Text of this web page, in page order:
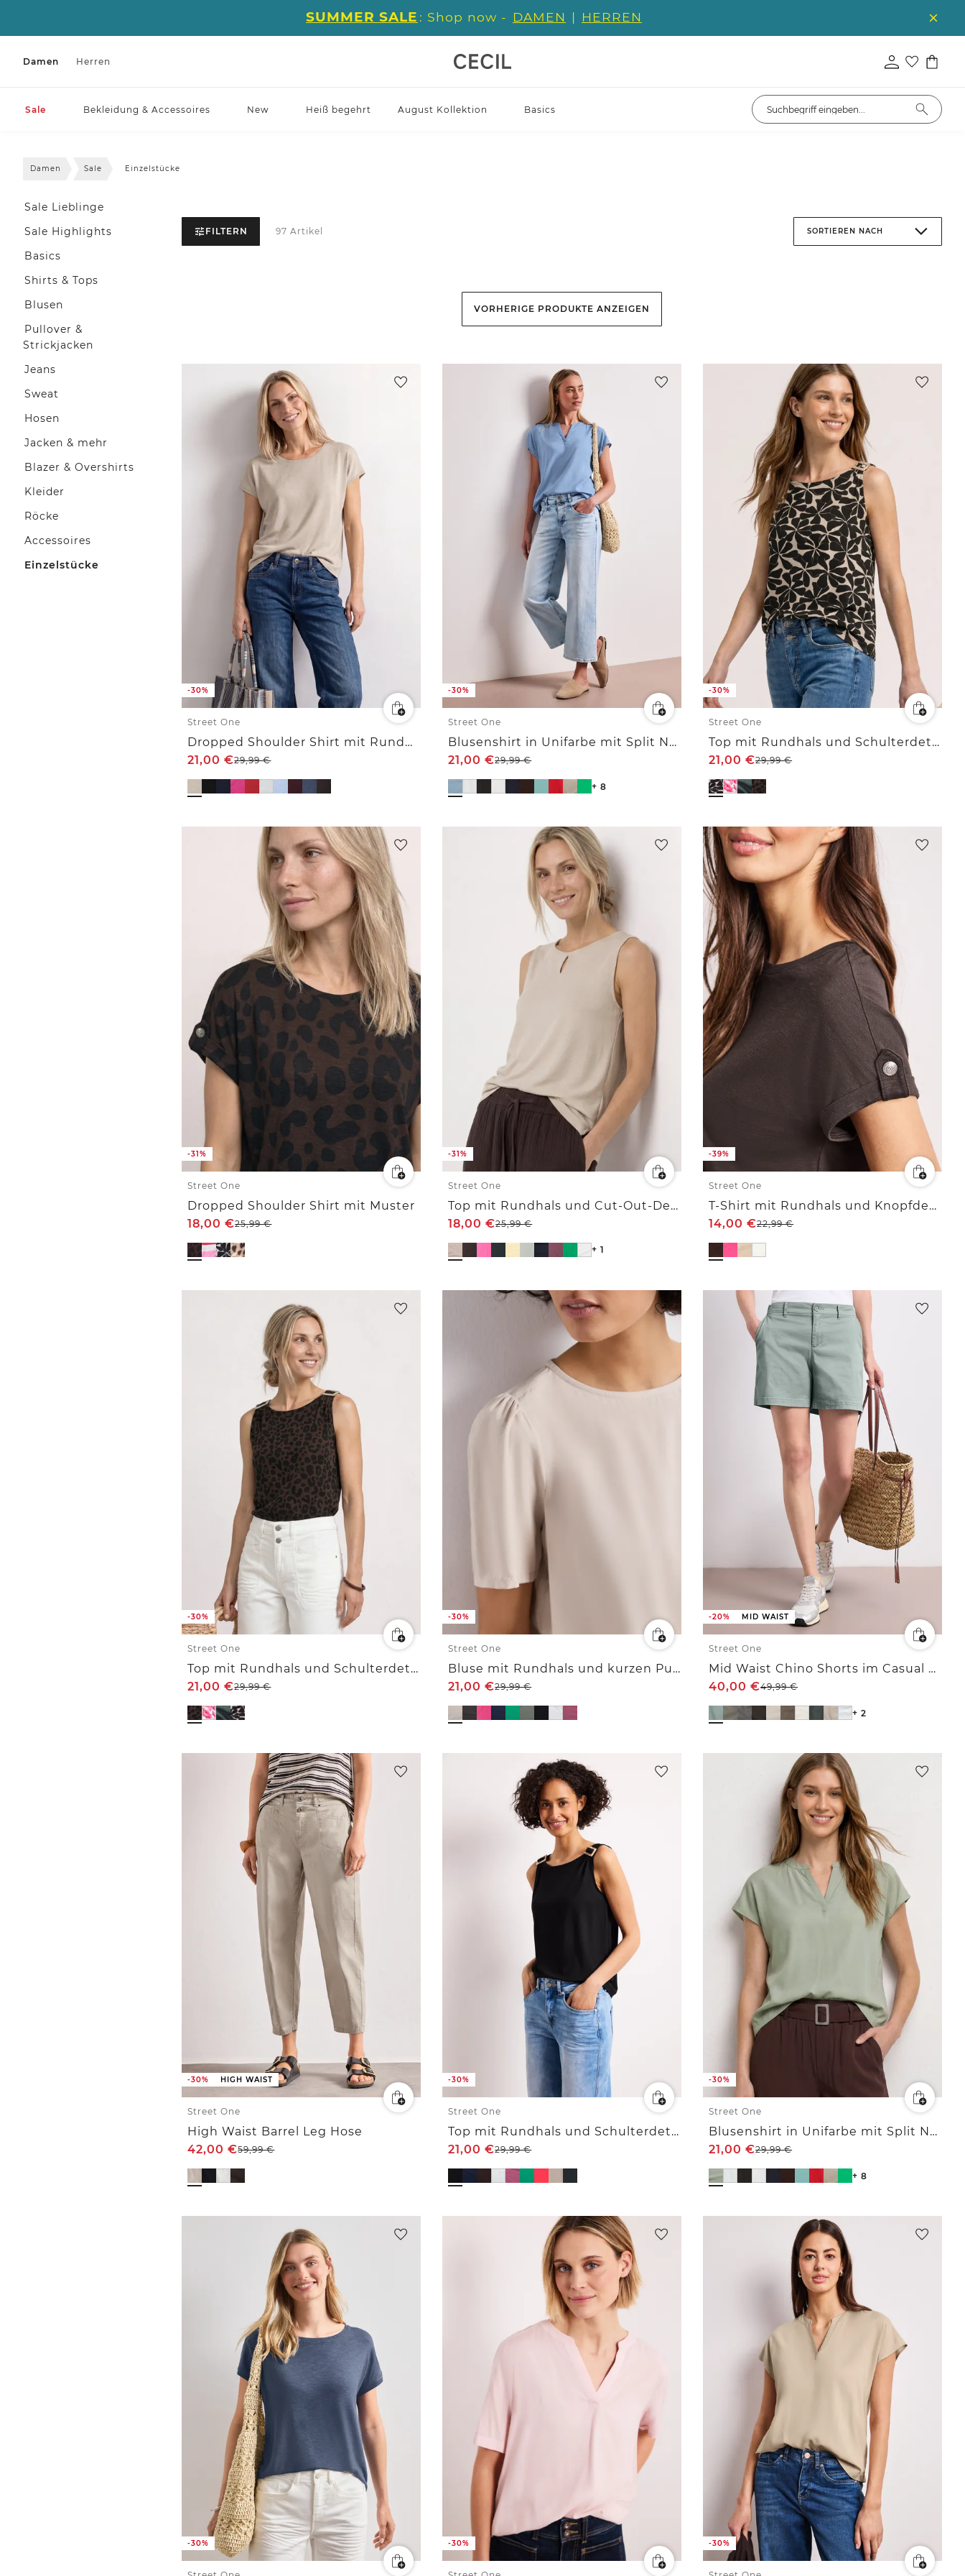
SUMMER SALE : Shop now - DAMEN | HERREN
Damen Herren
Sale Bekleidung & Accessoires New Heiß begehrt August Kollektion Basics
Damen Sale Einzelstücke
Sale Lieblinge
Sale Highlights
Basics
Shirts & Tops
Blusen
Pullover &
Strickjacken
Jeans
Sweat
Hosen
Jacken & mehr
Blazer & Overshirts
Kleider
Röcke
Accessoires
Einzelstücke
FILTERN 97 Artikel SORTIEREN NACH
VORHERIGE PRODUKTE ANZEIGEN
-30%
Street One
Dropped Shoulder Shirt mit Rundhals
21,00€29,99€
-30%
Street One
Blusenshirt in Unifarbe mit Split Neck
21,00€29,99€
+ 8
-30%
Street One
Top mit Rundhals und Schulterdetail
21,00€29,99€
-31%
Street One
Dropped Shoulder Shirt mit Muster
18,00€25,99€
-31%
Street One
Top mit Rundhals und Cut-Out-Detail
18,00€25,99€
+ 1
-39%
Street One
T-Shirt mit Rundhals und Knopfdetails
14,00€22,99€
-30%
Street One
Top mit Rundhals und Schulterdetail
21,00€29,99€
-30%
Street One
Bluse mit Rundhals und kurzen Puffärmeln
21,00€29,99€
-20% MID WAIST
Street One
Mid Waist Chino Shorts im Casual Fit
40,00€49,99€
+ 2
-30% HIGH WAIST
Street One
High Waist Barrel Leg Hose
42,00€59,99€
-30%
Street One
Top mit Rundhals und Schulterdetail
21,00€29,99€
-30%
Street One
Blusenshirt in Unifarbe mit Split Neck
21,00€29,99€
+ 8
-30% -30% -30%